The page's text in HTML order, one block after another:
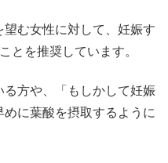
望む女性に対して、妊娠す
とを推奨しています。
方や、「もしかして妊娠
に葉酸を摂取するように